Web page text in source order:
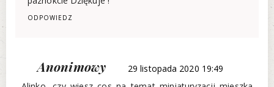
ODPOWIEDZ
Anonimowy
29 listopada 2020 19:49